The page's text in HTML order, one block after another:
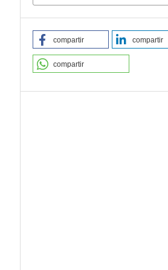
compartir compartir
compartir